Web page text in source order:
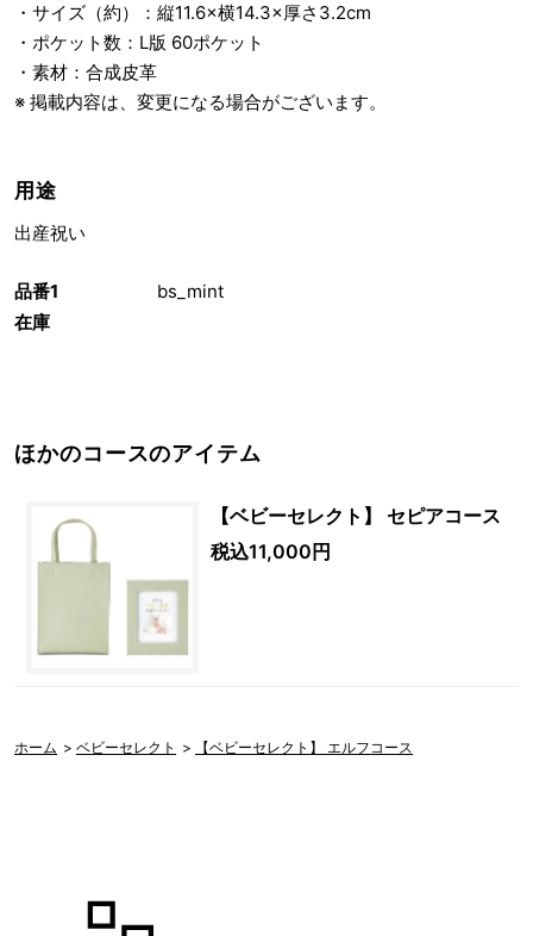
品番1
bs_mint
在庫
・サイズ（約）：縦11.6×横14.3×厚さ3.2cm
・ポケット数：L版 60ポケット
・素材：合成皮革
※ 掲載内容は、変更になる場合がございます。
用途
出産祝い
ほかのコースのアイテム
【ベビーセレクト】 セピアコース
税込11,000円
ホーム > ベビーセレクト > 【ベビーセレクト】 エルフコース